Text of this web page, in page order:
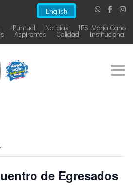
English
IPS María Cano
Noticias
+Puntual
Institucional
Calidad
Aspirantes
de Egresados